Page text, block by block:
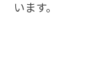
います。